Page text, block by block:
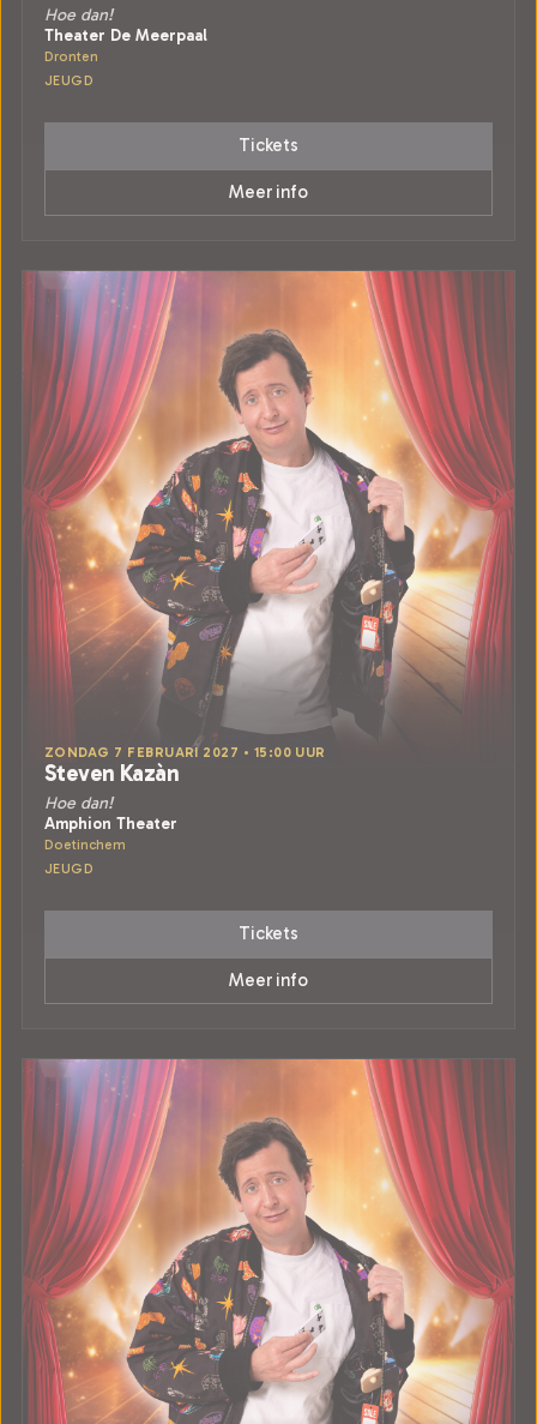
Hoe dan!
Theater De Meerpaal
Dronten
JEUGD
Tickets
Meer info
ZONDAG 7 FEBRUARI 2027 • 15:00 UUR
Steven Kazàn
Hoe dan!
Amphion Theater
Doetinchem
JEUGD
Tickets
Meer info